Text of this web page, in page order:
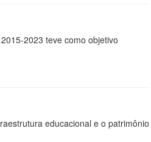
2023 teve como objetivo
educacional e o patrimônio